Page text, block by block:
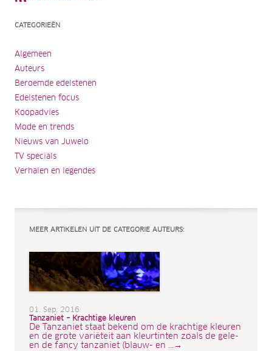
CATEGORIEËN
Algemeen
Auteurs
Beroemde edelstenen
Edelstenen focus
Koopadvies
Mode en trends
Nieuws van Juwelo
TV specials
Verhalen en legendes
MEER ARTIKELEN UIT DE CATEGORIE AUTEURS:
01. Sep. 2016
Tanzaniet – Krachtige kleuren
De Tanzaniet staat bekend om de krachtige kleuren
en de grote variëteit aan kleurtinten zoals de gele-
en de fancy tanzaniet (blauw- en ...→